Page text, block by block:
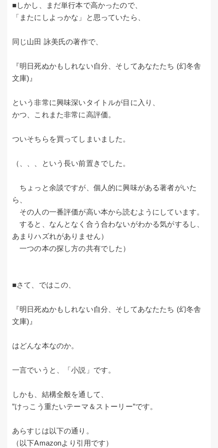
■しかし、まだ単行本で高かったので、
「またにしよっかな」と思っていたら、
同じ山田 詠美氏の著作で、
『明日死ぬかもしれない自分、そしてあなたたち (幻冬舎
文庫)』
という非常に興味深いタイトルが目に入り、
かつ、これまた非常に高評価。
ついそちらを買ってしまいました。
（、、、という長い前置きでした。
ちょっと余談ですが、個人的に興味がある著者がいた
ら、
その人の一番評価が高い本から読むようにしています。
すると、なんとなく合う合わないがわかる気がするし、
あまりハズれがありません）
一つの本の探し方の共有でした）
■さて、ではこの、
『明日死ぬかもしれない自分、そしてあなたたち (幻冬舎
文庫)』
はどんな本なのか。
一言でいうと、「小説」です。
しかも、結構全般を通して、
”けっこう重たいテーマ＆ストーリー”です。
あらすじは以下の通り。
（以下Amazonより引用です）